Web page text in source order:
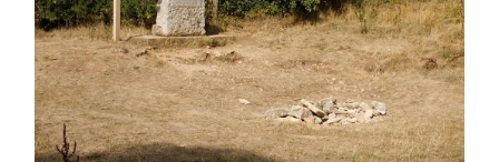
文化 书画 健康 军事
访谈 视频 图片 政务
法律 中央文件 金融 汽车